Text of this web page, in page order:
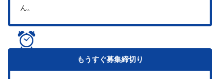
ん。
もうすぐ募集締切り